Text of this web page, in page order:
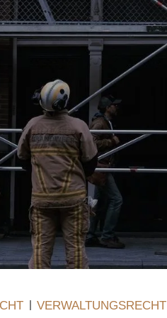
VERWALTUNGSRECHT